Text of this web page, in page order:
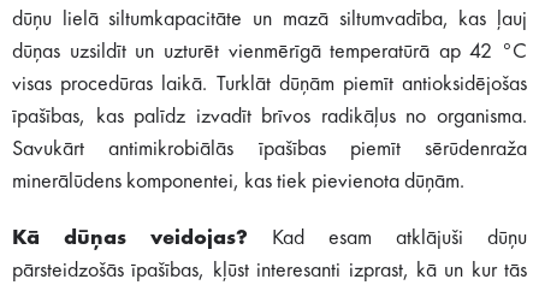
dūņu lielā siltumkapacitāte un mazā siltumvadība, kas ļauj
dūņas uzsildīt un uzturēt vienmērīgā temperatūrā ap 42 °C
visas procedūras laikā. Turklāt dūņām piemīt antioksidējošas
īpašības, kas palīdz izvadīt brīvos radikāļus no organisma.
Savukārt antimikrobiālās īpašības piemīt sērūdenraža
minerālūdens komponentei, kas tiek pievienota dūņām.
Kā dūņas veidojas? Kad esam atklājuši dūņu
pārsteidzošās īpašības, kļūst interesanti izprast, kā un kur tās